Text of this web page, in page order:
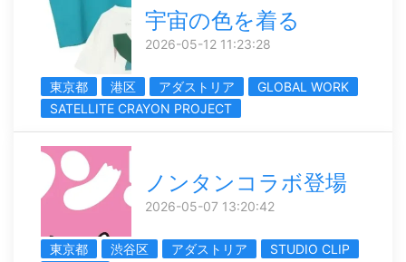
宇宙の色を着る
2026-05-12 11:23:28
東京都 港区 アダストリア
GLOBAL WORK
SATELLITE CRAYON PROJECT
ノンタンコラボ登場
2026-05-07 13:20:42
東京都 渋谷区 アダストリア
STUDIO CLIP